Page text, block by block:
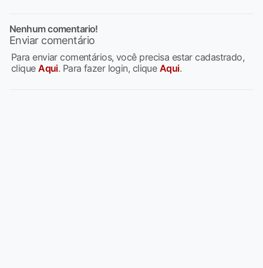
Nenhum comentario!
Enviar comentário
Para enviar comentários, você precisa estar cadastrado,
cliqueAqui. Para fazer login, clique Aqui.